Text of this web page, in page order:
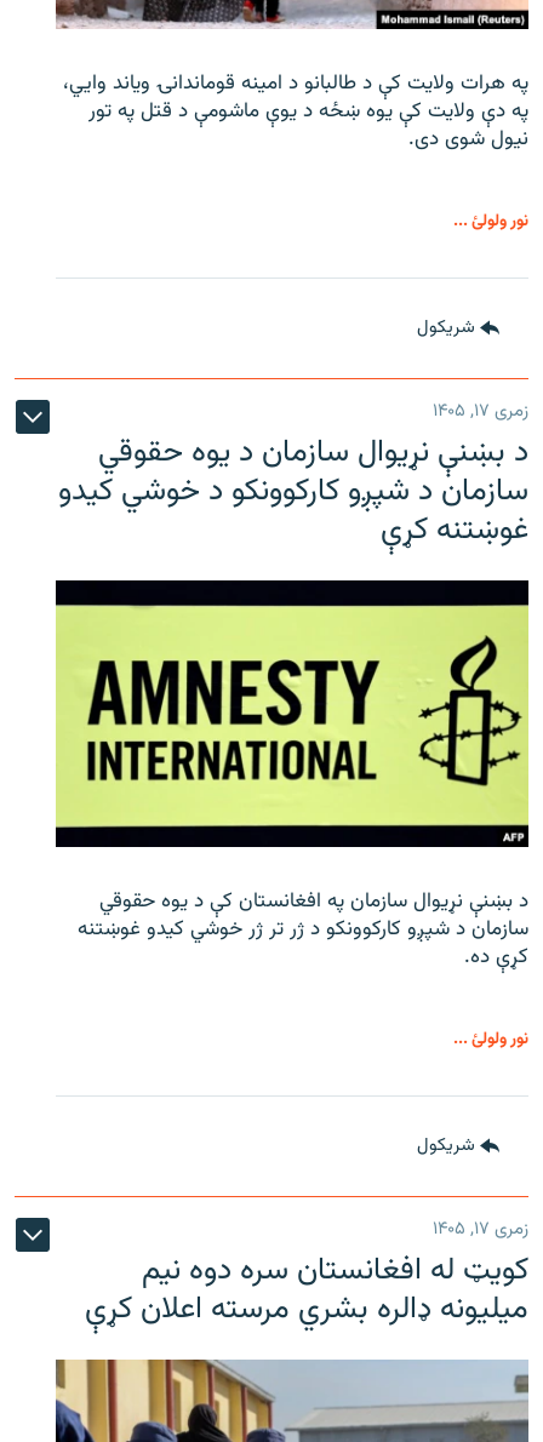
په هرات ولایت کې د طالبانو د امینه قوماندانۍ ویاند وايي،
په دې ولایت کې یوه ښځه د یوې ماشومې د قتل په تور
نیول شوی دی.
نور ولولئ ...
شريکول
زمری ۱۷, ۱۴۰۵
د بښنې نړیوال سازمان د یوه حقوقي
سازمان د شپږو کارکوونکو د خوشي کیدو
غوښتنه کړې
د بښنې نړیوال سازمان په افغانستان کې د یوه حقوقي
سازمان د شپږو کارکوونکو د ژر تر ژر خوشي کیدو غوښتنه
کړې ده.
نور ولولئ ...
شريکول
زمری ۱۷, ۱۴۰۵
کویټ له افغانستان سره دوه نیم
میلیونه ډالره بشري مرسته اعلان کړې